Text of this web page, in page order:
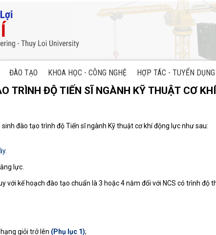
ĐÀO TẠO KHOA HỌC - CÔNG NGHỆ HỢP TÁC - TUYỂN DỤNG
TRÌNH ĐỘ TIẾN SĨ NGÀNH KỸ THUẬT CƠ
đào tạo trình độ Tiến sĩ ngành Kỹ thuật cơ khí động lực như sau:
lực.
với kế hoạch đào tạo chuẩn là 3 hoặc 4 năm đối với NCS có trình độ
giỏi trở lên (Phụ lục 1);